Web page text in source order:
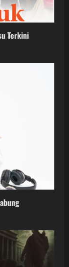
Terkini